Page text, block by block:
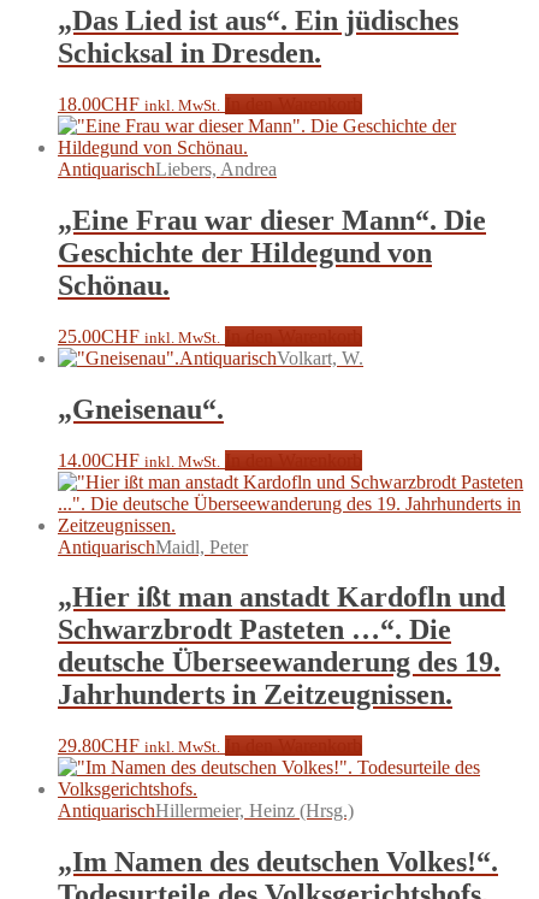
„Das Lied ist aus“. Ein jüdisches
Schicksal in Dresden.
18.00CHF inkl. MwSt.
AntiquarischLiebers, Andrea
„Eine Frau war dieser Mann“. Die
Geschichte der Hildegund von
Schönau.
25.00CHF inkl. MwSt.
AntiquarischVolkart, W.
„Gneisenau“.
14.00CHF inkl. MwSt.
AntiquarischMaidl, Peter
„Hier ißt man anstadt Kardofln und
Schwarzbrodt Pasteten …“. Die
deutsche Überseewanderung des 19.
Jahrhunderts in Zeitzeugnissen.
29.80CHF inkl. MwSt.
AntiquarischHillermeier, Heinz (Hrsg.)
„Im Namen des deutschen Volkes!“.